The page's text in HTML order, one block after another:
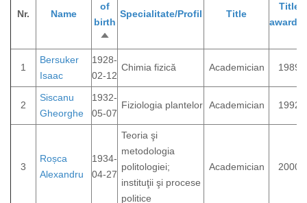
Nr. Name
of
birth
Sort
Specialitate/Profil Title
Title
1
Bersuker
Isaac
1928-
02-12
Chimia fizică Academician 1989
2
Siscanu
Gheorghe
1932-
05-07
Fiziologia plantelor Academician 1992
3
Roșca
Alexandru
1934-
04-27
Teoria şi
metodologia
politologiei;
instituţii şi procese
politice
Academician 2000